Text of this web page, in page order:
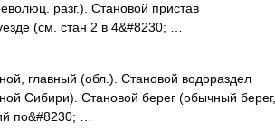
разг.). Становой пристав
(см. стан 2 в 4&#8230; …
главный (обл.). Становой водораздел
Сибири). Становой берег (обычный берег,
по&#8230; …